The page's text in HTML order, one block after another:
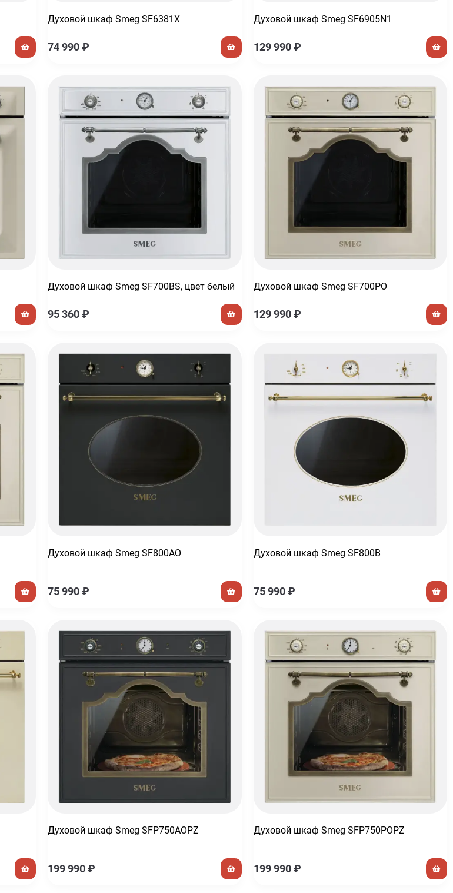
Духовой шкаф Smeg SF6381X
74 990₽
Духовой шкаф Smeg SF6905N1
129 990₽
Духовой шкаф Smeg SF700BS, цвет белый
95 360₽
Духовой шкаф Smeg SF700PO
129 990₽
Духовой шкаф Smeg SF800AO
75 990₽
Духовой шкаф Smeg SF800B
75 990₽
Духовой шкаф Smeg SFP750AOPZ
199 990₽
Духовой шкаф Smeg SFP750POPZ
199 990₽